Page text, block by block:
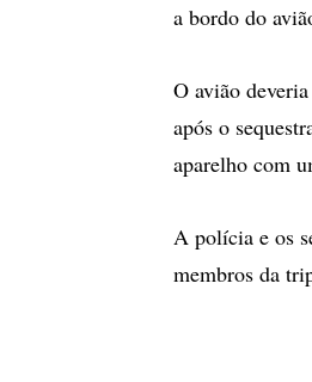
a bordo do
O avião
após o
aparelho com
A polícia e os
membros da